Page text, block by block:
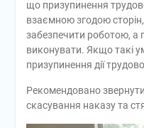
що призупинення
взаємною згодою
забезпечити роботою, а
виконувати. Якщо такі
призупинення дії
Рекомендовано
скасування наказу та